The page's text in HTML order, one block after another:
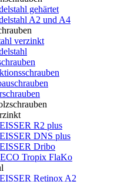
gehärtet
A2 und A4
verzinkt
R2 plus
DNS plus
Dribo
Tropix FlaKo
Retinox A2